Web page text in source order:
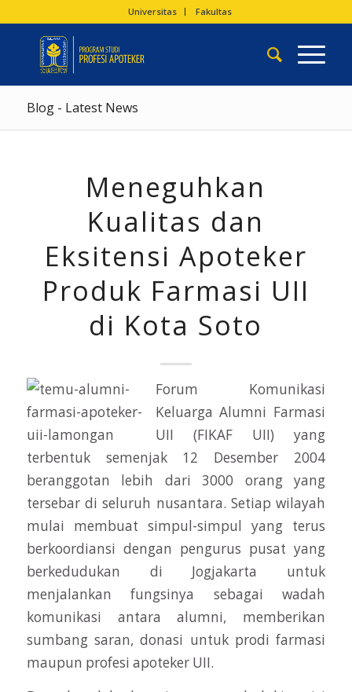
Universitas Fakultas
Blog - Latest News
Meneguhkan
Kualitas dan
Eksitensi Apoteker
Produk Farmasi UII
di Kota Soto
Forum Komunikasi
Keluarga Alumni Farmasi
UII (FIKAF UII) yang
terbentuk semenjak 12 Desember 2004
beranggotan lebih dari 3000 orang yang
tersebar di seluruh nusantara. Setiap wilayah
mulai membuat simpul-simpul yang terus
berkoordiansi dengan pengurus pusat yang
berkedudukan di Jogjakarta untuk
menjalankan fungsinya sebagai wadah
komunikasi antara alumni, memberikan
sumbang saran, donasi untuk prodi farmasi
maupun profesi apoteker UII.